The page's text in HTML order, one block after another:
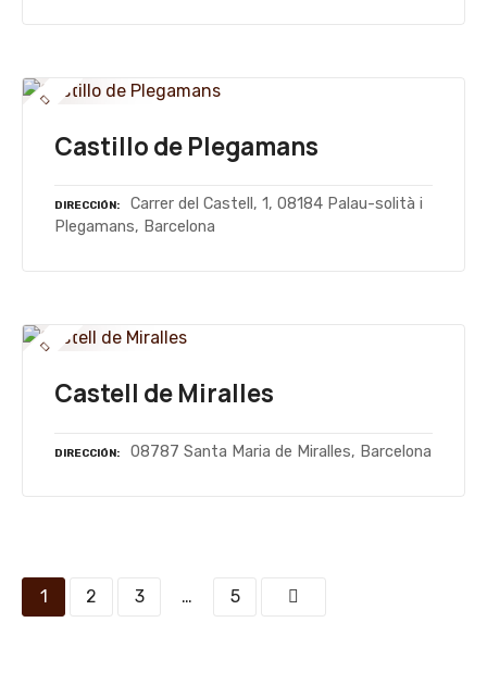
Castillo de Plegamans
DIRECCIÓN
Carrer del Castell, 1, 08184 Palau-solità i
Plegamans, Barcelona
Castell de Miralles
DIRECCIÓN 08787 Santa Maria de Miralles, Barcelona
N1 2 3 … 5